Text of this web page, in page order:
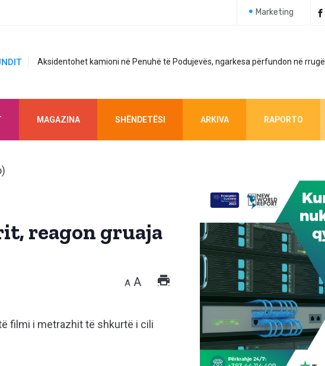
Marketing
Aksidentohet kamioni në Penuhë të Podujevës, ngarkesa përfundon në rrugë
MAGAZINA SHËNDETËSI ARKIVA RAPORTO
reagon gruaja
A A
filmi i metrazhit të shkurtë i cili